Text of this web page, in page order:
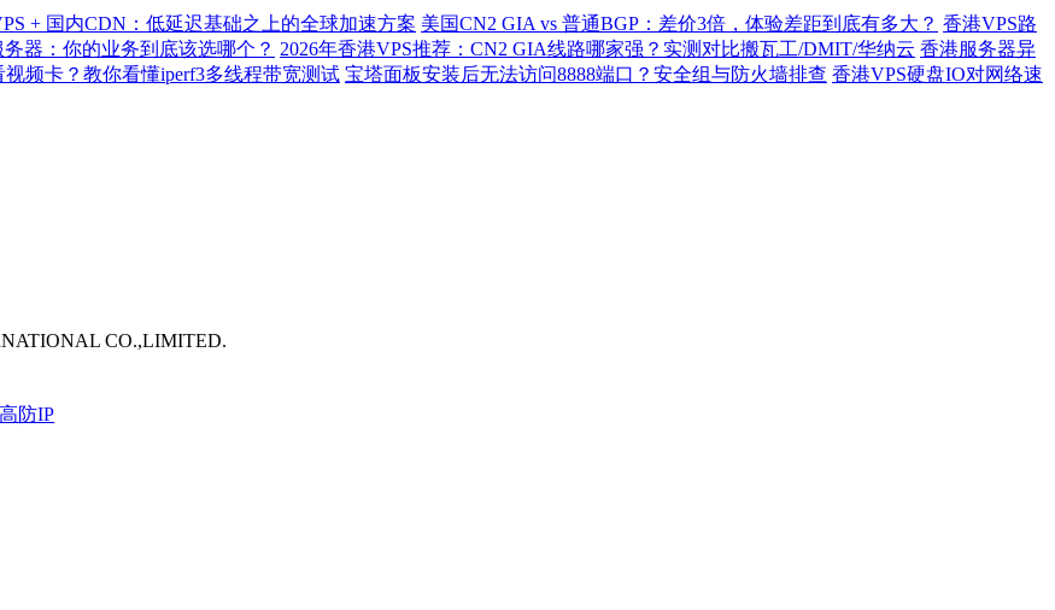
+ 国内CDN：低延迟基础之上的全球加速方案 美国CN2 GIA vs 普通BGP：差价3倍，体验差距到底有多大？ 香港VPS路
器：你的业务到底该选哪个？ 2026年香港VPS推荐：CN2 GIA线路哪家强？实测对比搬瓦工/DMIT/华纳云 香港服务器异
视频卡？教你看懂iperf3多线程带宽测试 宝塔面板安装后无法访问8888端口？安全组与防火墙排查 香港VPS硬盘IO对网络速
CO.,LIMITED.
防IP